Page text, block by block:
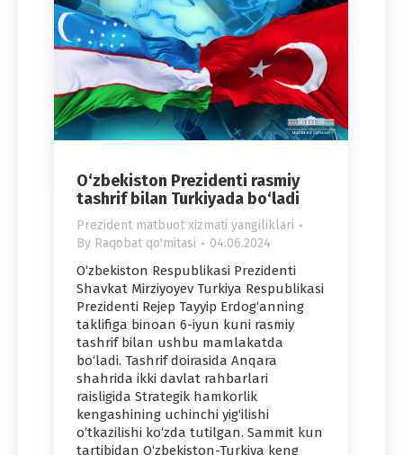
O‘zbekiston Prezidenti rasmiy
tashrif bilan Turkiyada bo‘ladi
Prezident matbuot xizmati yangiliklari
By Raqobat qo'mitasi 04.06.2024
O‘zbekiston Respublikasi Prezidenti
Shavkat Mirziyoyev Turkiya Respublikasi
Prezidenti Rejep Tayyip Erdog‘anning
taklifiga binoan 6-iyun kuni rasmiy
tashrif bilan ushbu mamlakatda
bo‘ladi. Tashrif doirasida Anqara
shahrida ikki davlat rahbarlari
raisligida Strategik hamkorlik
kengashining uchinchi yig‘ilishi
o‘tkazilishi ko‘zda tutilgan. Sammit kun
tartibidan O‘zbekiston-Turkiya keng